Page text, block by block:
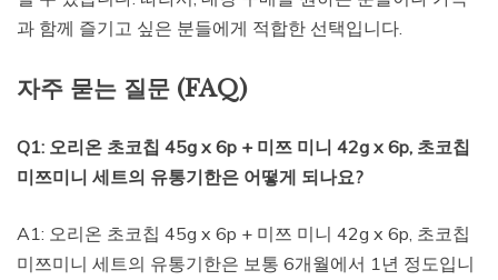
과 함께 즐기고 싶은 분들에게 적합한 선택입니다.
자주 묻는 질문 (FAQ)
Q1: 오리온 초코칩 45g x 6p + 미쯔 미니 42g x 6p, 초코칩
미쯔미니 세트의 유통기한은 어떻게 되나요?
A1: 오리온 초코칩 45g x 6p + 미쯔 미니 42g x 6p, 초코칩
미쯔미니 세트의 유통기한은 보통 6개월에서 1년 정도입니